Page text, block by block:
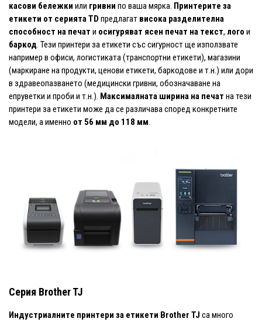
касови бележки или гривни по ваша мярка. Принтерите за
етикети от серията TD предлагат висока разделителна
способност на печат и осигуряват ясен печат на текст, лого и
баркод. Тези принтери за етикети със сигурност ще използвате
например в офиси, логистиката (транспортни етикети), магазини
(маркиране на продукти, ценови етикети, баркодове и т.н.) или дори
в здравеопазването (медицински гривни, обозначаване на
епруветки и проби и т.н.). Максималната ширина на печат на тези
принтери за етикети може да се различава според конкретните
модели, а именно от 56 мм до 118 мм.
Серия Brother TJ
Индустриалните принтери за етикети Brother TJ са много